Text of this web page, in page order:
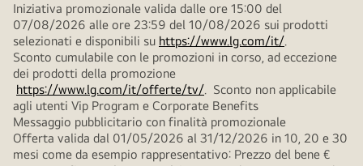
Iniziativa promozionale valida dalle ore 15:00 del
07/08/2026 alle ore 23:59 del 10/08/2026 sui prodotti
selezionati e disponibili su https://www.lg.com/it/.
Sconto cumulabile con le promozioni in corso, ad eccezione
dei prodotti della promozione
https://www.lg.com/it/offerte/tv/. Sconto non applicabile
agli utenti Vip Program e Corporate Benefits
Messaggio pubblicitario con finalità promozionale
Offerta valida dal 01/05/2026 al 31/12/2026 in 10, 20 e 30
mesi come da esempio rappresentativo: Prezzo del bene €